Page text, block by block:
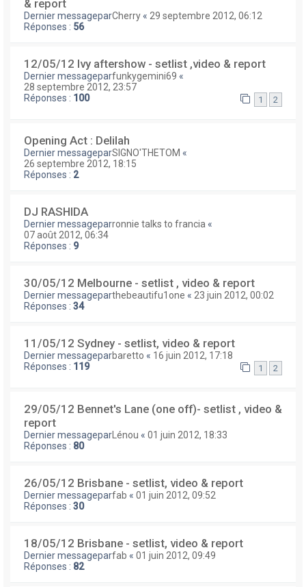
& report
Dernier messageparCherry « 29 septembre 2012, 06:12
Réponses : 56
12/05/12 Ivy aftershow - setlist ,video & report
Dernier messageparfunkygemini69 «
28 septembre 2012, 23:57
Réponses : 100 1 2
Opening Act : Delilah
Dernier messageparSIGNO'THETOM «
26 septembre 2012, 18:15
Réponses : 2
DJ RASHIDA
Dernier messageparronnie talks to francia «
07 août 2012, 06:34
Réponses : 9
30/05/12 Melbourne - setlist , video & report
Dernier messageparthebeautifu1one « 23 juin 2012, 00:02
Réponses : 34
11/05/12 Sydney - setlist, video & report
Dernier messageparbaretto « 16 juin 2012, 17:18
Réponses : 119 1 2
29/05/12 Bennet's Lane (one off)- setlist , video &
report
Dernier messagepar Lénou « 01 juin 2012, 18:33
Réponses : 80
26/05/12 Brisbane - setlist, video & report
Dernier messageparfab « 01 juin 2012, 09:52
Réponses : 30
18/05/12 Brisbane - setlist, video & report
Dernier messageparfab « 01 juin 2012, 09:49
Réponses : 82